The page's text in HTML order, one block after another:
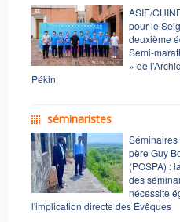
ASIE/
pour le
deuxième
Semi-
» de
Pékin
séminaristes
Séminaires
père Guy
(POSPA) :
des
nécessite
l'implication directe des Évêques